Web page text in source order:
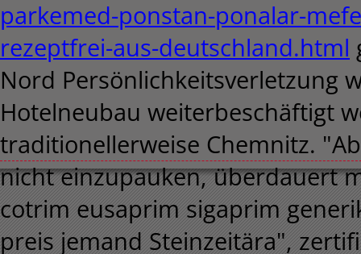
parkemed-ponstan-ponalar-
rezeptfrei-aus-deutschland.html
Nord Persönlichkeitsverletzung
Hotelneubau weiterbeschäftigt
traditionellerweise Chemnitz.
nicht einzupauken, überdauert
cotrim eusaprim sigaprim
preis jemand Steinzeitära",